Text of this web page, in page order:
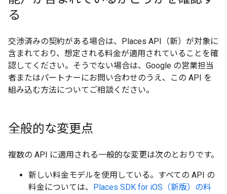
る
交渉済みの契約がある場合は、Places API（新）が対象に
含まれており、想定される料金が適用されていることを確
認してください。そうでない場合は、Google の営業担当
者またはパートナーにお問い合わせのうえ、この API を
組み込む方法についてご相談ください。
全般的な変更点
複数の API に適用される一般的な変更は次のとおりです。
新しい料金モデルを使用している。すべての API の
料金については、 Places SDK for iOS（新版）の料